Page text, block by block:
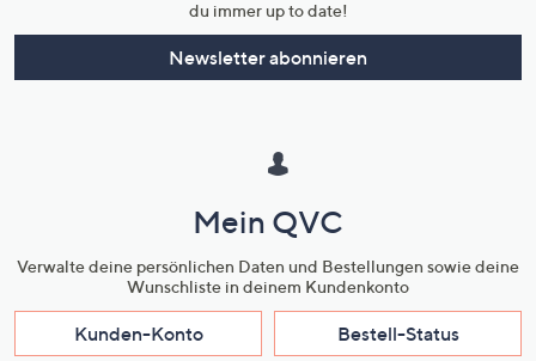
du immer up to date!
Newsletter abonnieren
Mein QVC
Verwalte deine persönlichen Daten und Bestellungen sowie deine
Wunschliste in deinem Kundenkonto
Kunden-Konto Bestell-Status